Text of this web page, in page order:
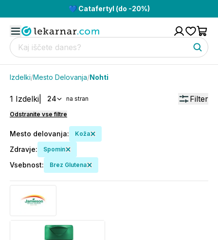
💙 Catafertyl (do -20%)
Izdelki/Mesto Delovanja/Nohti
1 Izdelki 24 na stran Filter
Odstranite vse filtre
Mesto delovanja: Koža
Zdravje: Spomin
Vsebnost: Brez Glutena